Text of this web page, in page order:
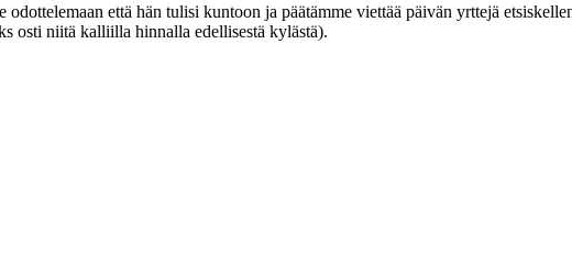
että hän tulisi kuntoon ja päätämme viettää päivän yrttejä
osti niitä kalliilla hinnalla edellisestä kylästä).